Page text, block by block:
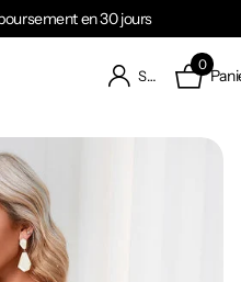
en 30 jours
S'identifier
0